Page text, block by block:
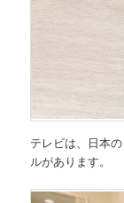
テレビは、日本
ルがあります。